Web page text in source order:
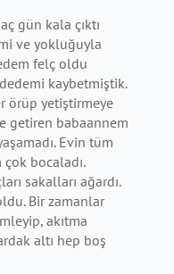
gün kala çıktı
ve yokluğuyla
felç oldu
kaybetmiştik.
örüp yetiştirmeye
getiren babaannem
Evin tüm
bocaladı.
sakalları ağardı.
Bir zamanlar
akıtma
altı hep boş